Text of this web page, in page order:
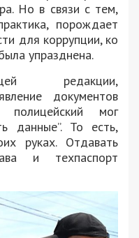
Но в связи с тем,
порождает
для коррупции, ко
упразднена.
редакции,
документов
мог
данные”. То есть,
руках. Отдавать
и техпаспорт